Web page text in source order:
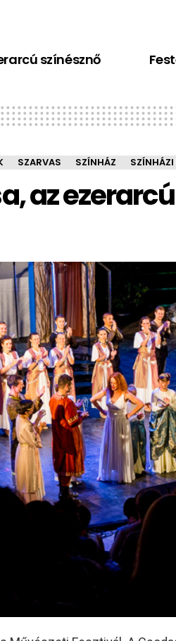
színésznő
SZARVAS SZÍNHÁZ SZÍNHÁZI
az